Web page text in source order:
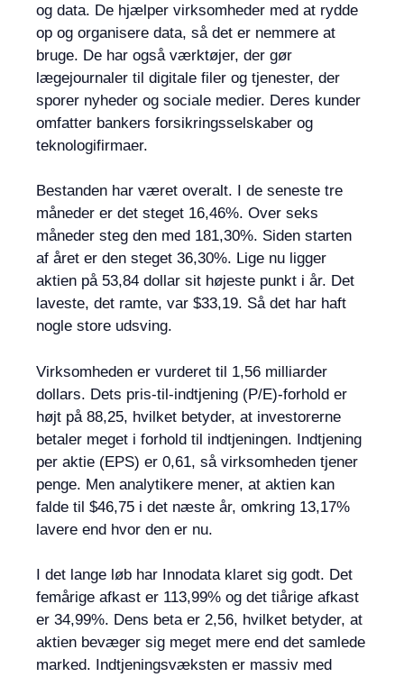
og data. De hjælper virksomheder med at rydde
op og organisere data, så det er nemmere at
bruge. De har også værktøjer, der gør
lægejournaler til digitale filer og tjenester, der
sporer nyheder og sociale medier. Deres kunder
omfatter bankers forsikringsselskaber og
teknologifirmaer.
Bestanden har været overalt. I de seneste tre
måneder er det steget 16,46%. Over seks
måneder steg den med 181,30%. Siden starten
af ​​året er den steget 36,30%. Lige nu ligger
aktien på 53,84 dollar sit højeste punkt i år. Det
laveste, det ramte, var $33,19. Så det har haft
nogle store udsving.
Virksomheden er vurderet til 1,56 milliarder
dollars. Dets pris-til-indtjening (P/E)-forhold er
højt på 88,25, hvilket betyder, at investorerne
betaler meget i forhold til indtjeningen. Indtjening
per aktie (EPS) er 0,61, så virksomheden tjener
penge. Men analytikere mener, at aktien kan
falde til $46,75 i det næste år, omkring 13,17%
lavere end hvor den er nu.
I det lange løb har Innodata klaret sig godt. Det
femårige afkast er 113,99% og det tiårige afkast
er 34,99%. Dens beta er 2,56, hvilket betyder, at
aktien bevæger sig meget mere end det samlede
marked. Indtjeningsvæksten er massiv med